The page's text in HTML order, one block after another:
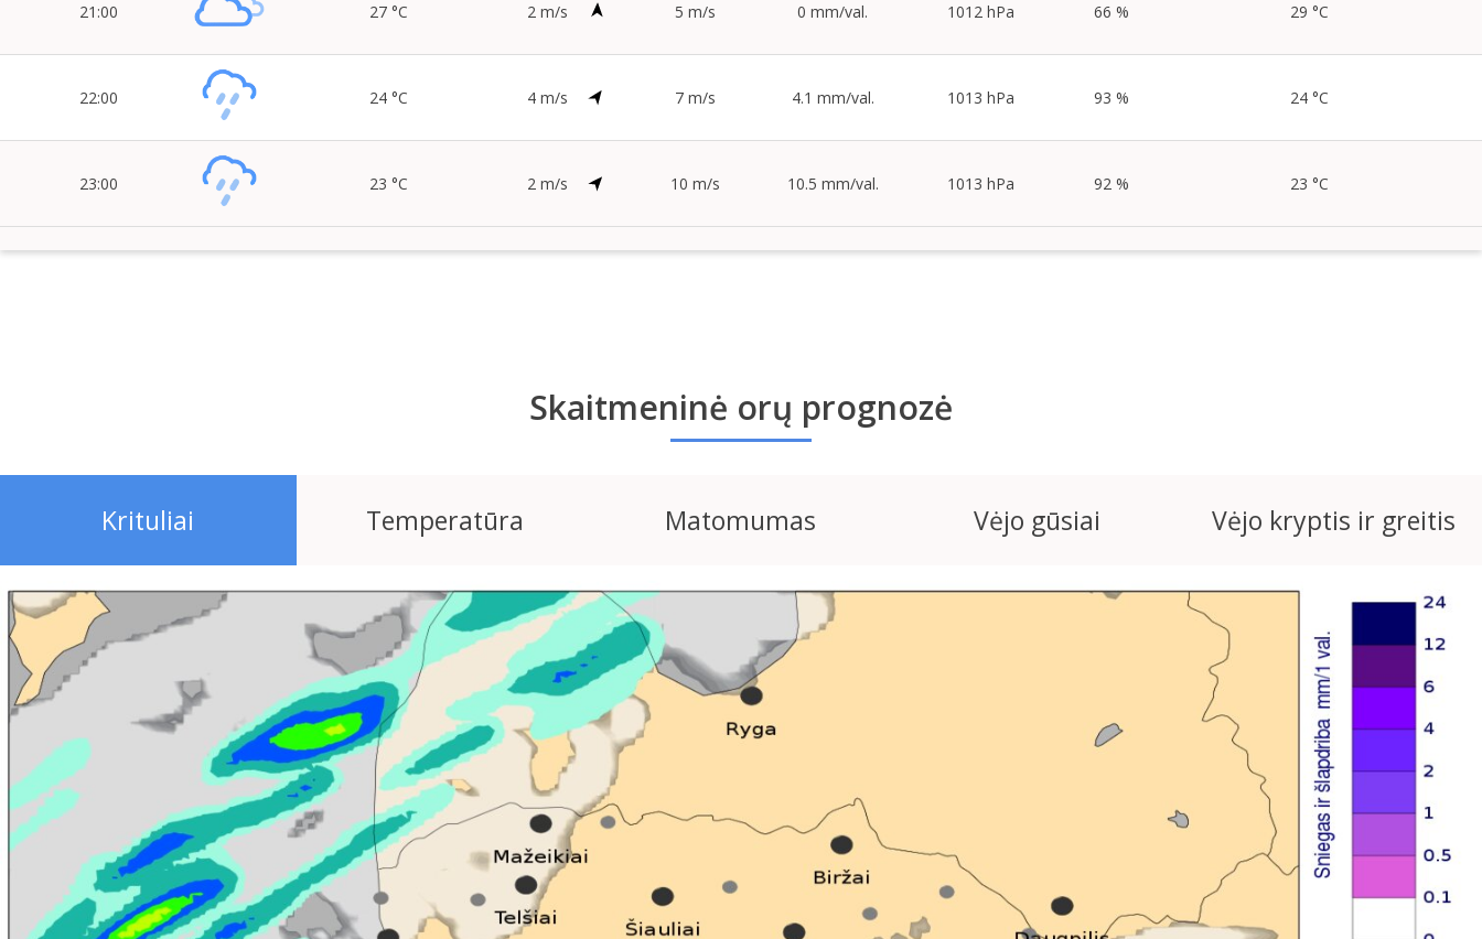
21:00 27 °C 2 m/s 5 m/s 0 mm/val. 1012 hPa 66 % 29 °C
22:00 24 °C 4 m/s 7 m/s 4.1 mm/val. 1013 hPa 93 % 24 °C
23:00 23 °C 2 m/s 10 m/s 10.5 mm/val. 1013 hPa 92 % 23 °C
Skaitmeninė orų prognozė
Krituliai Temperatūra Matomumas Vėjo gūsiai Vėjo kryptis ir greitis